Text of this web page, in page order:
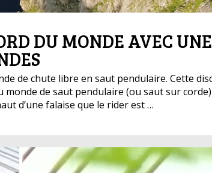
DU MONDE AVEC UNE
de chute libre en saut pendulaire. Cette
de saut pendulaire (ou saut sur
d’une falaise que le rider est …